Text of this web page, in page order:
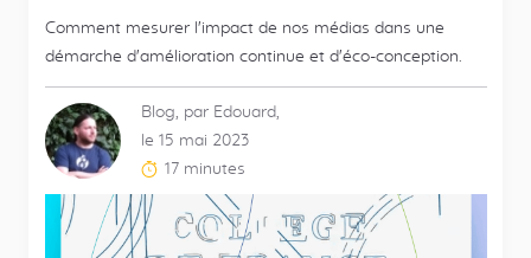
Comment mesurer l'impact de nos médias dans une
démarche d'amélioration continue et d'éco-conception.
Blog, par Edouard,
le 15 mai 2023
Temps
de
lecture
17 minutes